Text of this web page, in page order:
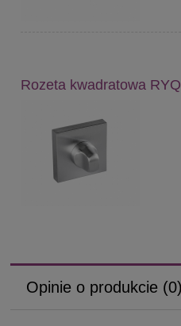
Rozeta kwadratowa
Opinie o produkcie (0)